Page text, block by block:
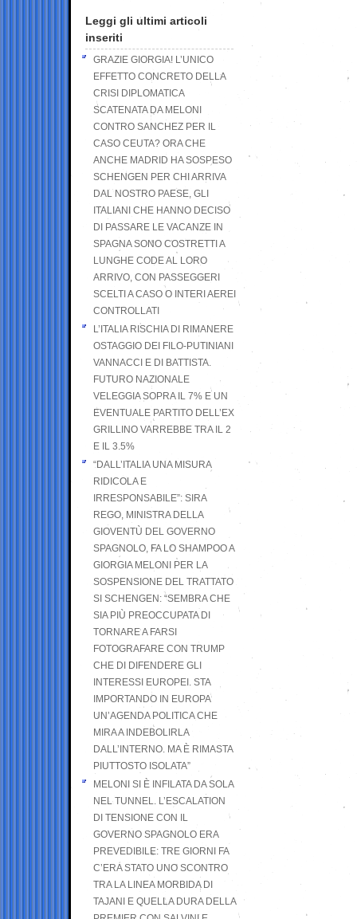
Leggi gli ultimi articoli
inseriti
GRAZIE GIORGIA! L’UNICO
EFFETTO CONCRETO DELLA
CRISI DIPLOMATICA
SCATENATA DA MELONI
CONTRO SANCHEZ PER IL
CASO CEUTA? ORA CHE
ANCHE MADRID HA SOSPESO
SCHENGEN PER CHI ARRIVA
DAL NOSTRO PAESE, GLI
ITALIANI CHE HANNO DECISO
DI PASSARE LE VACANZE IN
SPAGNA SONO COSTRETTI A
LUNGHE CODE AL LORO
ARRIVO, CON PASSEGGERI
SCELTI A CASO O INTERI AEREI
CONTROLLATI
L’ITALIA RISCHIA DI RIMANERE
OSTAGGIO DEI FILO-PUTINIANI
VANNACCI E DI BATTISTA.
FUTURO NAZIONALE
VELEGGIA SOPRA IL 7% E UN
EVENTUALE PARTITO DELL’EX
GRILLINO VARREBBE TRA IL 2
E IL 3.5%
“DALL’ITALIA UNA MISURA
RIDICOLA E
IRRESPONSABILE”: SIRA
REGO, MINISTRA DELLA
GIOVENTÙ DEL GOVERNO
SPAGNOLO, FA LO SHAMPOO A
GIORGIA MELONI PER LA
SOSPENSIONE DEL TRATTATO
SI SCHENGEN: “SEMBRA CHE
SIA PIÙ PREOCCUPATA DI
TORNARE A FARSI
FOTOGRAFARE CON TRUMP
CHE DI DIFENDERE GLI
INTERESSI EUROPEI. STA
IMPORTANDO IN EUROPA
UN’AGENDA POLITICA CHE
MIRA A INDEBOLIRLA
DALL’INTERNO. MA È RIMASTA
PIUTTOSTO ISOLATA”
MELONI SI È INFILATA DA SOLA
NEL TUNNEL. L’ESCALATION
DI TENSIONE CON IL
GOVERNO SPAGNOLO ERA
PREVEDIBILE: TRE GIORNI FA
C’ERA STATO UNO SCONTRO
TRA LA LINEA MORBIDA DI
TAJANI E QUELLA DURA DELLA